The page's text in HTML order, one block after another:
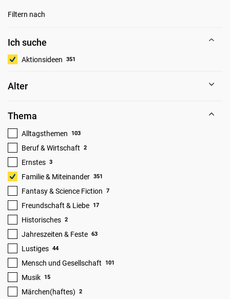
Filtern nach
Ich suche
Aktionsideen 351
Alter
Thema
Alltagsthemen 103
Beruf & Wirtschaft 2
Ernstes 3
Familie & Miteinander 351
Fantasy & Science Fiction 7
Freundschaft & Liebe 17
Historisches 2
Jahreszeiten & Feste 63
Lustiges 44
Mensch und Gesellschaft 101
Musik 15
Märchen(haftes) 2